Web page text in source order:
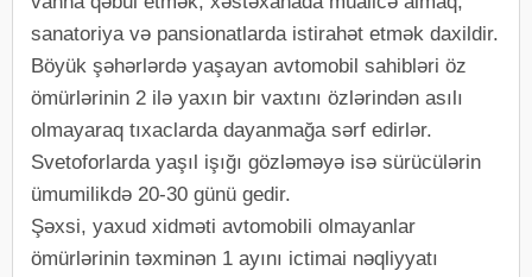
sanatoriya və pansionatlarda istirahət etmək daxildir.
Böyük şəhərlərdə yaşayan avtomobil sahibləri öz
ömürlərinin 2 ilə yaxın bir vaxtını özlərindən asılı
olmayaraq tıxaclarda dayanmağa sərf edirlər.
Svetoforlarda yaşıl işığı gözləməyə isə sürücülərin
ümumilikdə 20-30 günü gedir.
Şəxsi, yaxud xidməti avtomobili olmayanlar
ömürlərinin təxminən 1 ayını ictimai nəqliyyatı